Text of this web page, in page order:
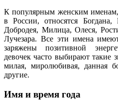
К популярным женским именам,
в России, относятся
Добродея, Милица, Олеся,
Лучезара. Все эти имена
заряжены позитивной
девочек часто выбирают такие
милая, миролюбивая, данная
другие.
Имя и время года